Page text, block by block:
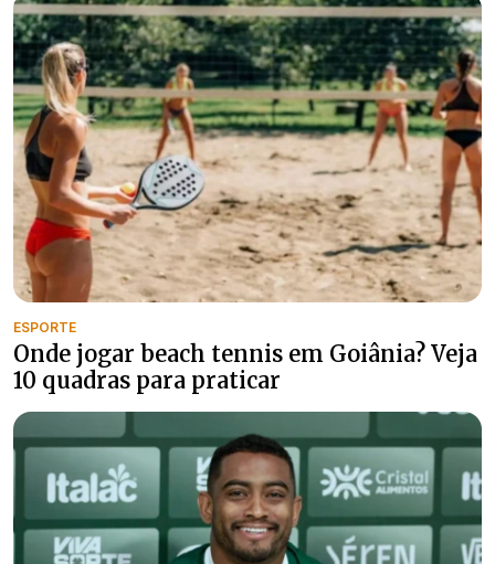
ESPORTE
Onde jogar beach tennis em Goiânia? Veja
10 quadras para praticar